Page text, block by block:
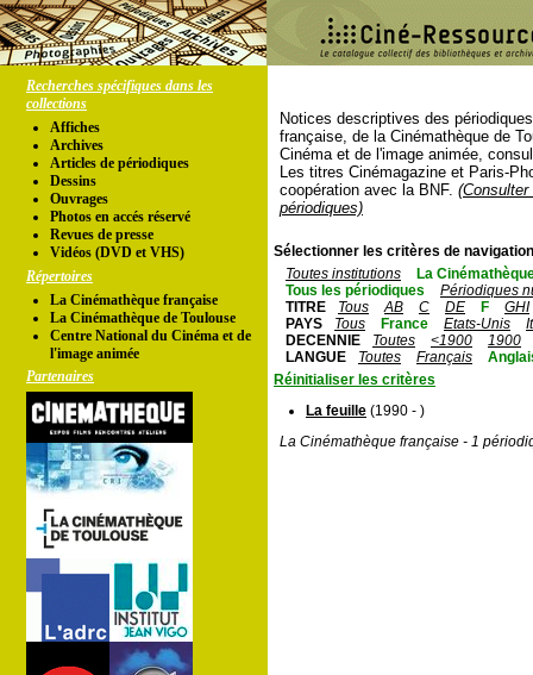
Recherches spécifiques dans les
collections
Affiches
Archives
Articles de périodiques
Dessins
Ouvrages
Photos en accés réservé
Revues de presse
Vidéos (DVD et VHS)
Répertoires
La Cinémathèque française
La Cinémathèque de Toulouse
Centre National du Cinéma et de
l'image animée
Partenaires
Notices descriptives des
française, de la Cinémathèque de
Cinéma et de l'image animée,
Les titres Cinémagazine et Paris-
coopération avec la BNF.
périodiques)
Sélectionner les critères de
Toutes institutions
La
Tous les périodiques
Périodiques
TITRE
Tous AB C DE F
GHI
PAYS
Tous France Etats-Unis
DECENNIE
Toutes <1900
1900
LANGUE
Toutes Français
Réinitialiser les critères
La feuille (1990 - )
La Cinémathèque française - 1